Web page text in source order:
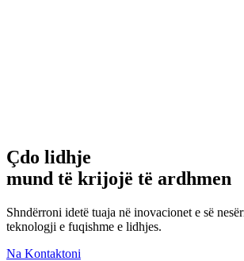
Çdo lidhje
mund të krijojë të ardhmen
Shndërroni idetë tuaja në inovacionet e së
teknologji e fuqishme e lidhjes.
Na Kontaktoni